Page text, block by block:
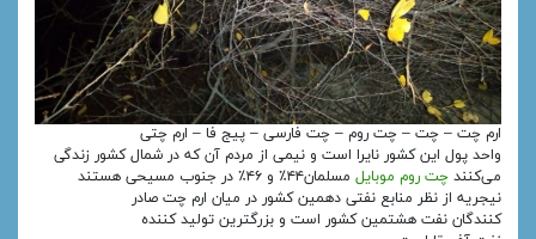
ارم چت – چت – چت روم – چت فارسی – پیج فا – ارم چتی
واحد پول این کشور نایرا است و نیمی از مردم آن که در شمال کشور زندگی
می‌کنند چت روم موبایل
مسلمان۴۴٪ و ۴۶٪ در جنوب مسیحی هستند
نیجریه از نظر منابع نفتی دهمین کشور در میان ارم چت صادر
کنندگان نفت هشتمین کشور است و بزرگترین تولید کننده